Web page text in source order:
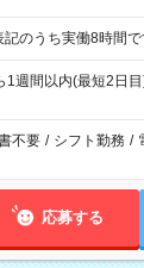
17:30 ※表記のうち実働8時間
1週間以内(最短2日目
不要 / シフト勤務 /
応募する